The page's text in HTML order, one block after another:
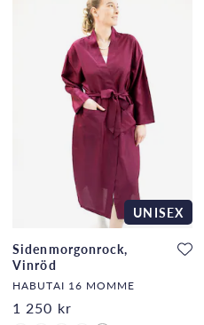
UNISEX
Sidenmorgonrock,
Vinröd
HABUTAI 16 MOMME
1 250 kr